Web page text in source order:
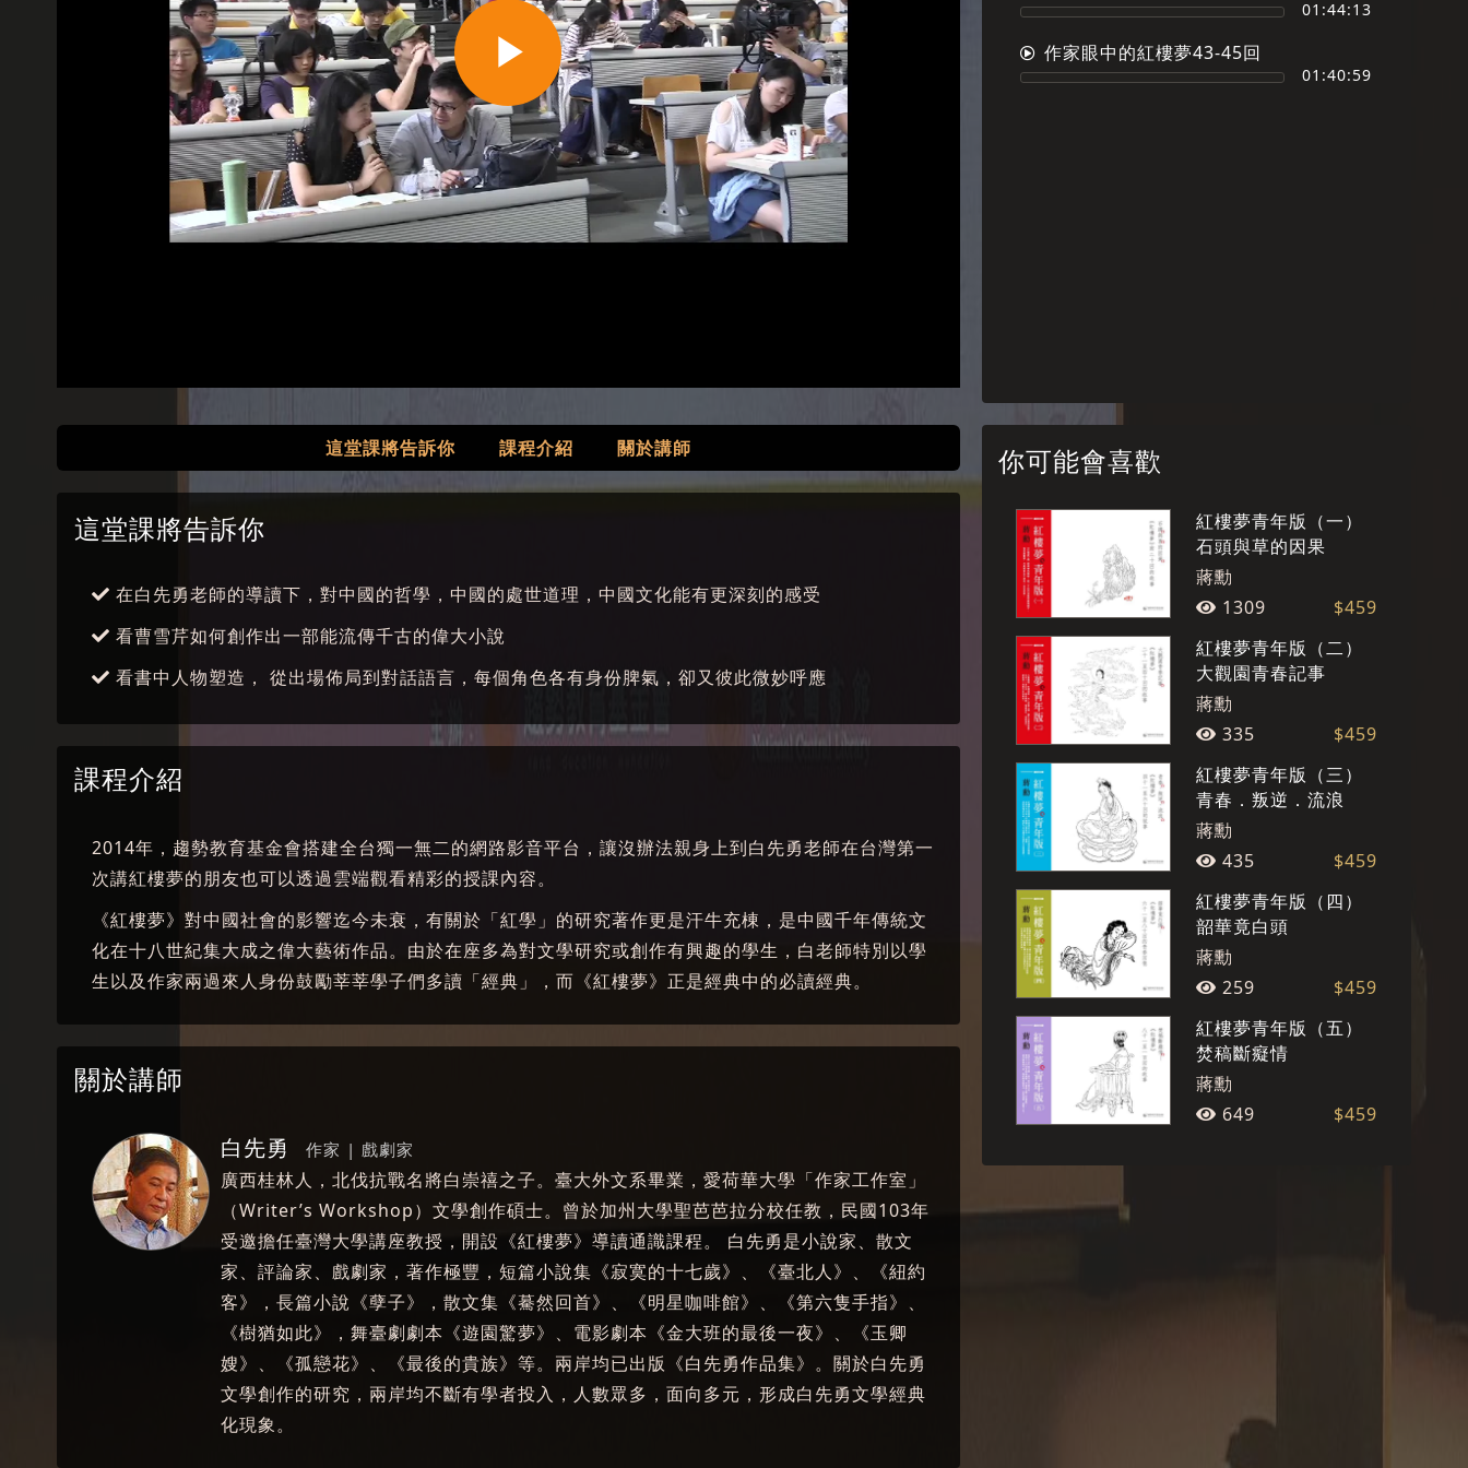
Play
Video
01:44:13
作家眼中的紅樓夢43-45回
01:40:59
這堂課將告訴你 課程介紹 關於講師
這堂課將告訴你
在白先勇老師的導讀下，對中國的哲學，中國的處世道理，中國文化能有更深刻的感受
看曹雪芹如何創作出一部能流傳千古的偉大小說
看書中人物塑造， 從出場佈局到對話語言，每個角色各有身份脾氣，卻又彼此微妙呼應
課程介紹
2014年，趨勢教育基金會搭建全台獨一無二的網路影音平台，讓沒辦法親身上到白先勇老師在台灣第一
次講紅樓夢的朋友也可以透過雲端觀看精彩的授課內容。
《紅樓夢》對中國社會的影響迄今未衰，有關於「紅學」的研究著作更是汗牛充棟，是中國千年傳統文
化在十八世紀集大成之偉大藝術作品。由於在座多為對文學研究或創作有興趣的學生，白老師特別以學
生以及作家兩過來人身份鼓勵莘莘學子們多讀「經典」，而《紅樓夢》正是經典中的必讀經典。
關於講師
白先勇 作家 | 戲劇家
廣西桂林人，北伐抗戰名將白崇禧之子。臺大外文系畢業，愛荷華大學「作家工作室」
（Writer’s Workshop）文學創作碩士。曾於加州大學聖芭芭拉分校任教，民國103年
受邀擔任臺灣大學講座教授，開設《紅樓夢》導讀通識課程。 白先勇是小說家、散文
家、評論家、戲劇家，著作極豐，短篇小說集《寂寞的十七歲》、《臺北人》、《紐約
客》，長篇小說《孽子》，散文集《驀然回首》、《明星咖啡館》、《第六隻手指》、
《樹猶如此》，舞臺劇劇本《遊園驚夢》、電影劇本《金大班的最後一夜》、《玉卿
嫂》、《孤戀花》、《最後的貴族》等。兩岸均已出版《白先勇作品集》。關於白先勇
文學創作的研究，兩岸均不斷有學者投入，人數眾多，面向多元，形成白先勇文學經典
化現象。
你可能會喜歡
紅樓夢青年版（一）
石頭與草的因果
蔣勳
1309
$459
紅樓夢青年版（二）
大觀園青春記事
蔣勳
335
$459
紅樓夢青年版（三）
青春．叛逆．流浪
蔣勳
435
$459
紅樓夢青年版（四）
韶華竟白頭
蔣勳
259
$459
紅樓夢青年版（五）
焚稿斷癡情
蔣勳
649
$459